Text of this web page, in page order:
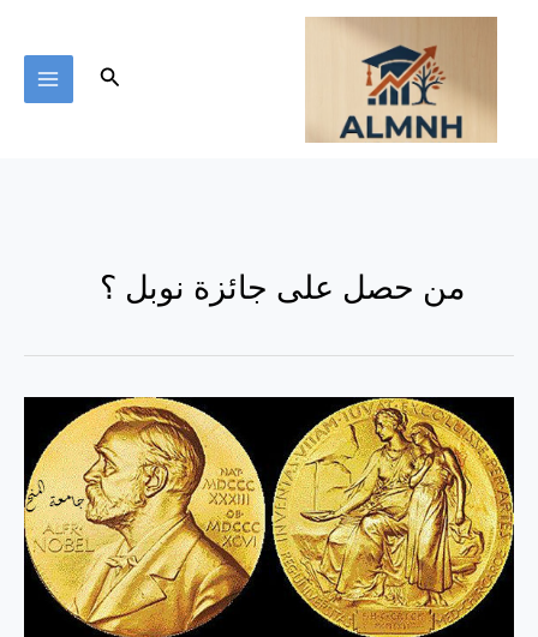
تخطي
البحث
من حصل على جائزة نوبل ؟
نوبل